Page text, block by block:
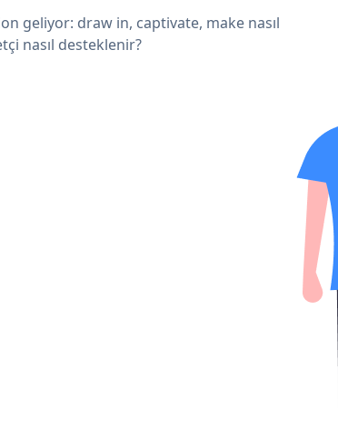
geliyor: draw in, captivate, make nasıl
nasıl desteklenir?